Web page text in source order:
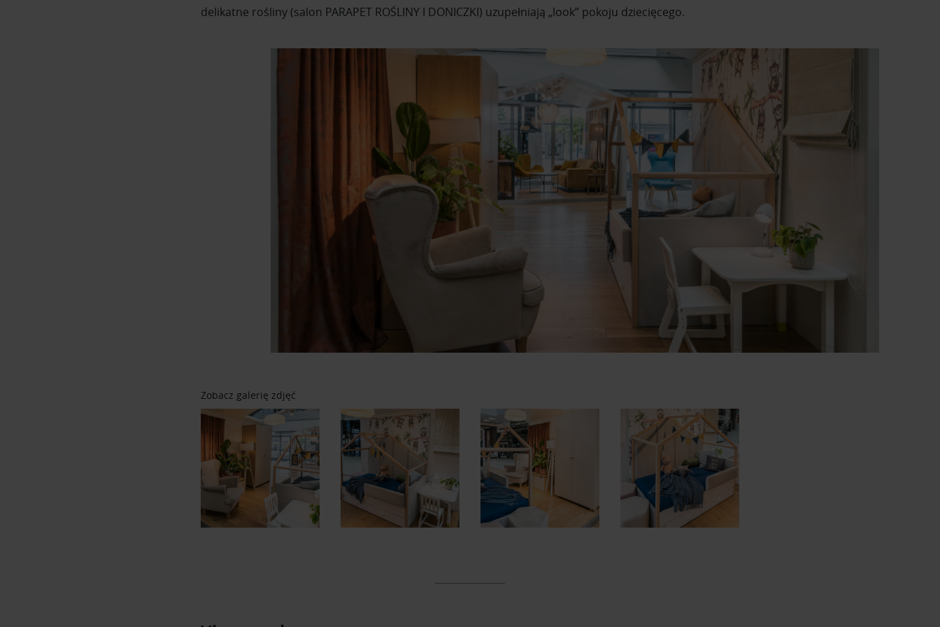
delikatne rośliny (salon PARAPET ROŚLINY I DONICZKI) uzupełniają „look” pokoju dziecięcego.
Zobacz galerię zdjęć